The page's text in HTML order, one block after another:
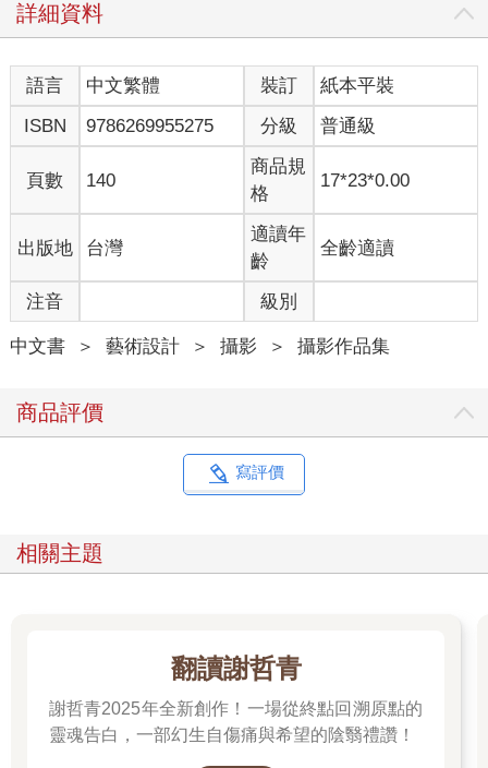
詳細資料
語言 中文繁體 裝訂
紙本平裝
ISBN
9786269955275 分級 普通級
頁數 140
商品規
格
17*23*0.00
出版地 台灣
適讀年
齡
全齡適讀
注音 級別
中文書 ＞ 藝術設計 ＞ 攝影 ＞ 攝影作品集
商品評價
寫評價
相關主題
翻讀謝哲青
謝哲青2025年全新創作！一場從終點回溯原點的
靈魂告白，一部幻生自傷痛與希望的陰翳禮讚！